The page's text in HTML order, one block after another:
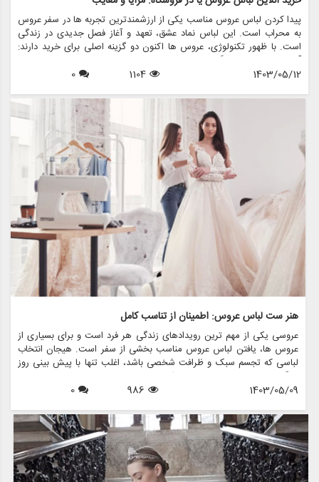
پیدا کردن لباس عروس مناسب یکی از ارزشمندترین تجربه ها در سفر عروس
به محراب است. این لباس نماد عشق، تعهد و آغاز فصل جدیدی در زندگی
است. با ظهور تکنولوژی، عروس ها اکنون دو گزینه اصلی برای خرید دارند:
آنلاین یا درون فروشگاهی. هر روشی مزایا و معایب خاص خود را دارد، که
باعث می شود عروس ها به دقت انتخاب های خود را بسنجید. در این مقاله،
و چگونگی مزون چرخچی - فروشگاه همه کاره ای که اجاره لباس عروس،
فروش، خدمات طراحی و دوخت، لوازم جانبی عروس و تمام اقلام مرتبط با
عروس — می تواند تجربه شما را بدون توجه به ترجیح خرید شما افزایش
دهد.
1403/05/12
1104
0
هنر ست لباس عروس: اطمینان از تناسب کامل
عروسی یکی از مهم ترین رویدادهای زندگی هر فرد است و برای بسیاری از
عروس ها، یافتن لباس عروس مناسب بخشی از سفر است. هیجان انتخاب
لباسی که تجسم سبک و ظرافت شخصی باشد، اغلب تنها با پیش بینی روز
بزرگ مطابقت دارد. با این حال، یکی از جنبه های حیاتی که می تواند تجربه
عروسی را ایجاد کند یا از بین ببرد، فرآیند تناسب است. هنر یراق آلات لباس
و اعتماد به نفس عروس را در روز خاص خود افزایش می دهد.
1403/05/09
986
0